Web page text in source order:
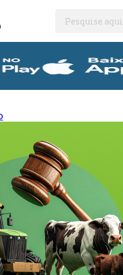
Pesquise aqui...